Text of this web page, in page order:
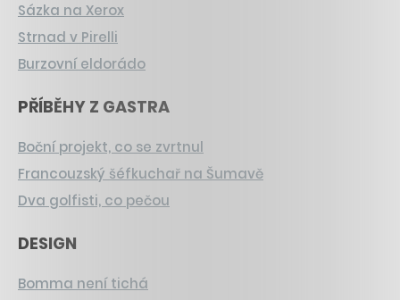
Sázka na Xerox
Strnad v Pirelli
Burzovní eldorádo
PŘÍBĚHY Z GASTRA
Boční projekt, co se zvrtnul
Francouzský šéfkuchař na Šumavě
Dva golfisti, co pečou
DESIGN
Bomma není tichá